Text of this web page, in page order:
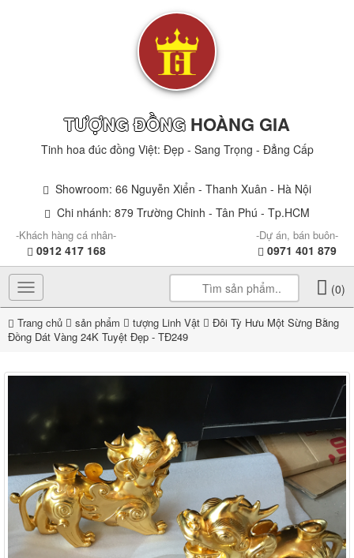
TƯỢNG ĐỒNG HOÀNG GIA
Tinh hoa đúc đồng Việt: Đẹp - Sang Trọng - Đẳng Cấp
Showroom: 66 Nguyễn Xiển - Thanh Xuân - Hà Nội
Chi nhánh: 879 Trường Chinh - Tân Phú - Tp.HCM
-Khách hàng cá nhân-
0912 417 168
-Dự án, bán buôn-
0971 401 879
Toggle
navigation
(0)
Trang chủ sản phẩm tượng Linh Vật
Đôi Tỳ Hưu Một Sừng Bằng
Đồng Dát Vàng 24K Tuyệt Đẹp - TĐ249